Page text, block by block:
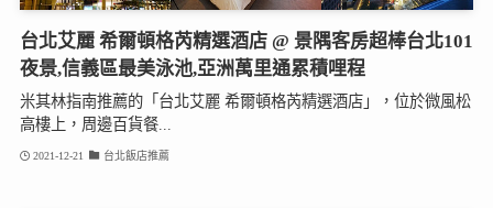
台北艾麗 希爾頓格芮精選酒店 @ 景隅客房超棒台北101
夜景,信義區最美泳池,亞洲萬里通累積哩程
米其林指南推薦的「台北艾麗 希爾頓格芮精選酒店」，位於微風松
高樓上，周邊百貨餐...
2021-12-21 台北飯店推薦